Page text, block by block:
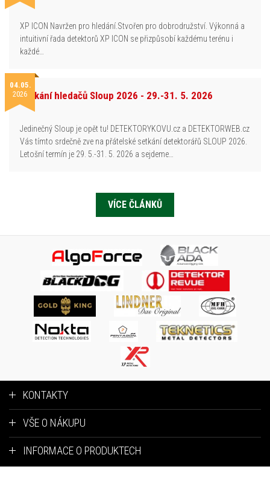
XP ICON Navržen pro hledání.Stvořen pro dobrodružství. Výkonná a
intuitivní řada detektorů XP ICON se přizpůsobí každému terénu i
každé…
04.05.
2026Setkání hledačů Sloup 2026 - 29.-31. 5. 2026
Jedinečný Sloup je opět tu! DETEKTORYKOVU.cz a DETEKTORWEB.cz
Vás tímto srdečně zve na přátelské setkání detektorářů SLOUP 2026.
Letošní termín je 29. 5.-31. 5. 2026 a sejdeme…
VÍCE ČLÁNKŮ
KONTAKTY
VŠE O NÁKUPU
INFORMACE O PRODUKTECH